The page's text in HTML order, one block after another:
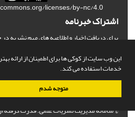
این وب سایت از کوکی ها برای اطمینان از ارائه
خدمات استفاده می کند.
متوجه شدم
licenses/by-nc/4.0/
اشتراک خبرنامه
برای دریافت اخبار و اطلاعیه های مهم نشریه
© سامانه مدیریت نشریات علمی.قدرت گرفته